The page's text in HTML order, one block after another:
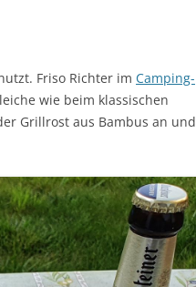
Friso Richter im Camping-
wie beim klassischen
Grillrost aus Bambus an und